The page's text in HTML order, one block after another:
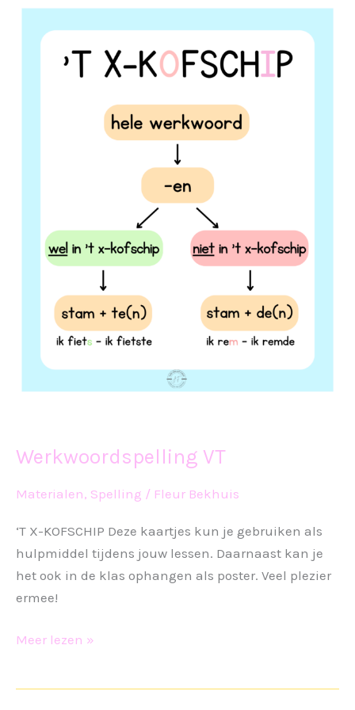
Werkwoordspelling VT
Materialen, Spelling / Fleur Bekhuis
‘T X-KOFSCHIP Deze kaartjes kun je gebruiken als
hulpmiddel tijdens jouw lessen. Daarnaast kan je
het ook in de klas ophangen als poster. Veel plezier
ermee!
Werkwoordspelling
Meer lezen »